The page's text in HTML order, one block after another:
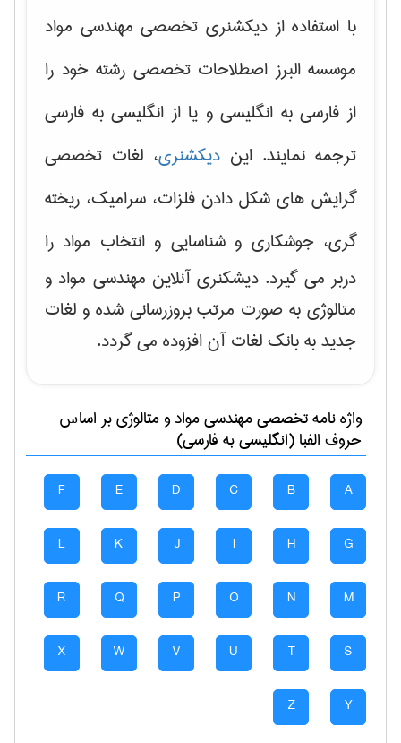
با استفاده از دیکشنری تخصصی مهندسی مواد
موسسه البرز اصطلاحات تخصصی رشته خود را
از فارسی به انگلیسی و یا از انگلیسی به فارسی
ترجمه نمایند. این دیکشنری، لغات تخصصی
گرایش های شکل دادن فلزات، سرامیک، ریخته
گری، جوشکاری و شناسایی و انتخاب مواد را
دربر می گیرد. دیشکنری آنلاین مهندسی مواد و
متالوژی به صورت مرتب بروزرسانی شده و لغات
جدید به بانک لغات آن افزوده می گردد.
واژه نامه تخصصیمهندسی مواد و متالوژیبر اساس
حروف الفبا (انگلیسی به فارسی)
A
B
C
D
E
F
G
H
I
J
K
L
M
N
O
P
Q
R
S
T
U
V
W
X
Y
Z